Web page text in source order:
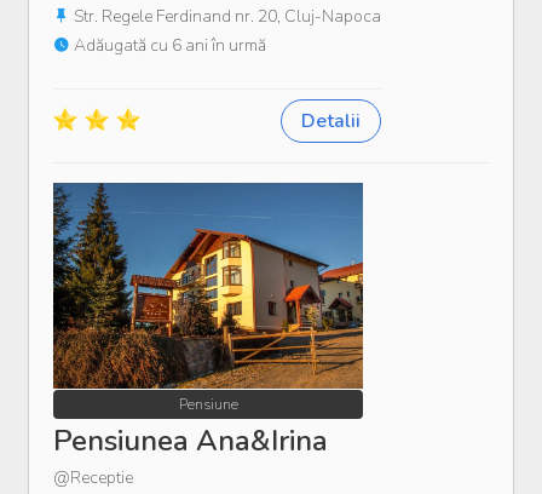
Str. Regele Ferdinand nr. 20, Cluj-Napoca
Adăugată cu 6 ani în urmă
Detalii
Pensiune
Pensiunea Ana&Irina
@Receptie